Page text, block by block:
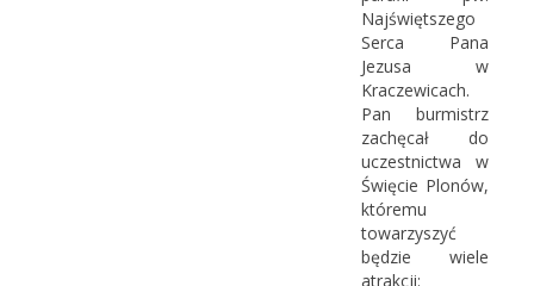
Najświętszego
Serca Pana
Jezusa w
Kraczewicach.
Pan burmistrz
zachęcał do
uczestnictwa w
Święcie Plonów,
któremu
towarzyszyć
będzie wiele
atrakcji: